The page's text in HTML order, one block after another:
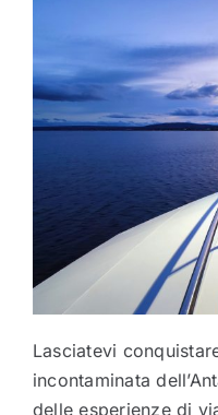
Lasciatevi
incontaminata
delle esperienze di